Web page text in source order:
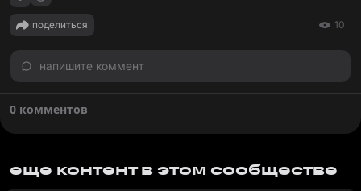
поделиться 10
напишите коммент
0 комментов
еще контент в этом сообществе